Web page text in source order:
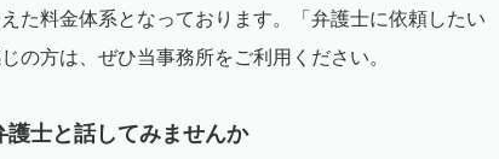
た料金体系となっております。「弁護士に依頼したい
方は、ぜひ当事務所をご利用ください。
士と話してみませんか